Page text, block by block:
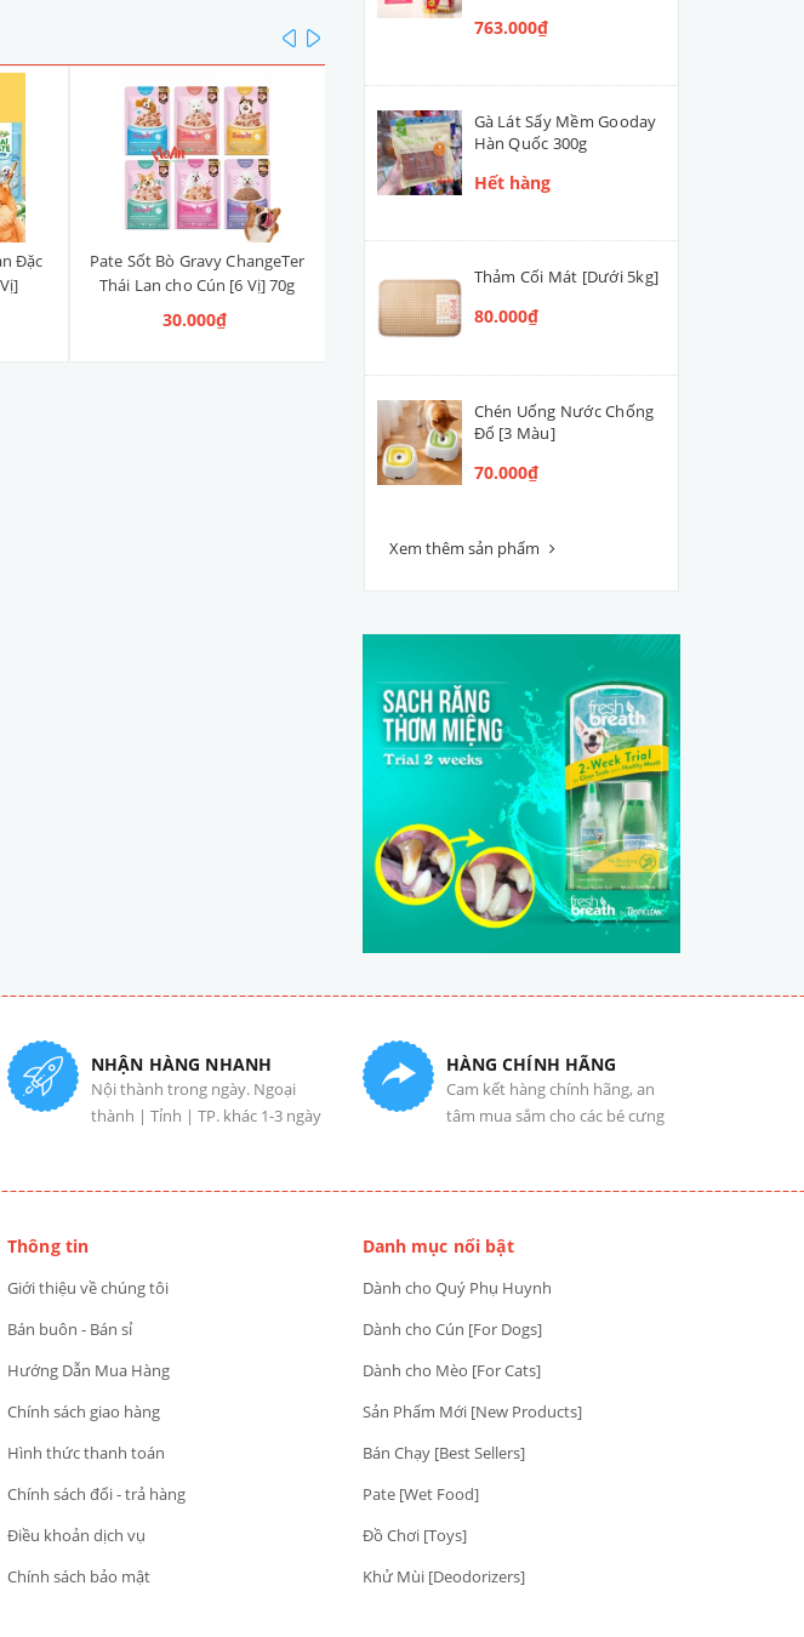
Đặc
Pate Sốt Bò Gravy ChangeTer
Thái Lan cho Cún [6 Vị] 70g
30.000₫
Thái Lan Cá Ngừ Mix (Hộp
100 tuýp)
763.000₫
prev 763.000₫
Gà Lát Sấy Mềm Gooday
Hàn Quốc 300g
Hết hàng
Thảm Cối Mát [Dưới 5kg]
80.000₫
Chén Uống Nước Chống
Đổ [3 Màu]
70.000₫
Xem thêm sản phẩm
NHẬN HÀNG NHANH
Nội thành trong ngày. Ngoại
thành | Tỉnh | TP. khác 1-3 ngày
HÀNG CHÍNH HÃNG
Cam kết hàng chính hãng, an
tâm mua sắm cho các bé cưng
Thông tin
Giới thiệu về chúng tôi
Bán buôn - Bán sỉ
Hướng Dẫn Mua Hàng
Chính sách giao hàng
Hình thức thanh toán
Chính sách đổi - trả hàng
Điều khoản dịch vụ
Chính sách bảo mật
Danh mục nổi bật
Dành cho Quý Phụ Huynh
Dành cho Cún [For Dogs]
Dành cho Mèo [For Cats]
Sản Phẩm Mới [New Products]
Bán Chạy [Best Sellers]
Pate [Wet Food]
Đồ Chơi [Toys]
Khử Mùi [Deodorizers]